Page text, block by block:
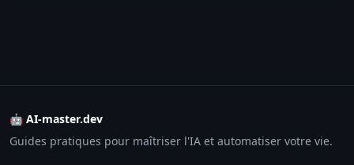
🤖 AI-master.dev
Guides pratiques pour maîtriser l'IA et automatiser votre vie.